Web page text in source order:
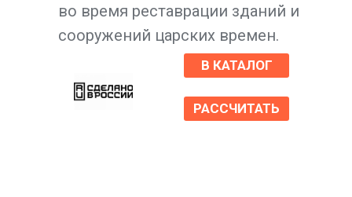
во время реставрации зданий и
сооружений царских времен.
РАССЧИТАТЬ
В КАТАЛОГ